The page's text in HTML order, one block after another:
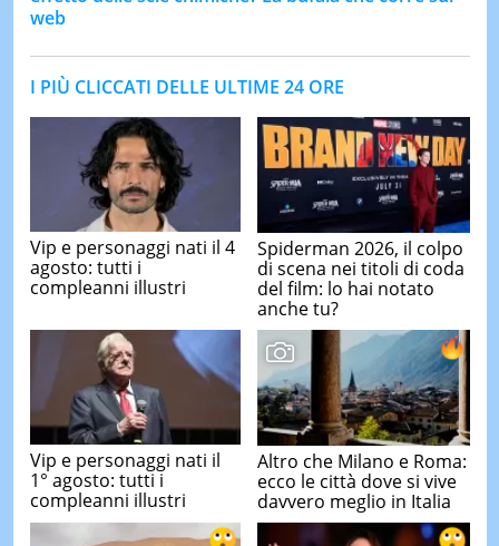
web
I PIÙ CLICCATI DELLE ULTIME 24 ORE
Vip e personaggi nati il 4
agosto: tutti i
compleanni illustri
Spiderman 2026, il colpo
di scena nei titoli di coda
del film: lo hai notato
anche tu?
Vip e personaggi nati il
1° agosto: tutti i
compleanni illustri
Altro che Milano e Roma:
ecco le città dove si vive
davvero meglio in Italia